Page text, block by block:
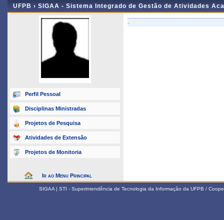
UFPB › SIGAA - Sistema Integrado de Gestão de Atividades
Perfil Pessoal
Disciplinas Ministradas
Projetos de Pesquisa
Atividades de Extensão
Projetos de Monitoria
Ir ao Menu Principal
-
SIGAA | STI - Superintendência de Tecnologia da Informação da UFPB /